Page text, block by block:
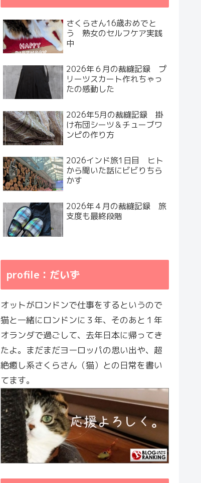
さくらさん16歳おめでと
う 熟女のセルフケア実践
中
2026年６月の裁縫記録 プ
リーツスカート作れちゃっ
たの感動した
2026年5月の裁縫記録 掛
け布団シーツ＆チューブワ
ンピの作り方
2026インド旅1日目 ヒト
から聞いた話にビビりちら
かす
2026年４月の裁縫記録 旅
支度も最終段階
profile：だいず
オットがロンドンで仕事をするというので
猫と一緒にロンドンに３年、そのあと１年
オランダで過ごして、去年日本に帰ってき
たよ。まだまだヨーロッパの思い出や、超
絶癒し系さくらさん（猫）との日常を書い
てます。